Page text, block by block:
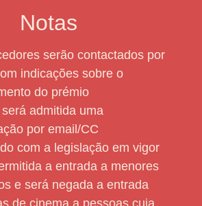
Notas
serão contactados por
indicações sobre o
do prémio
admitida uma
por email/CC
com a legislação em vigor
a entrada a menores
e será negada a entrada